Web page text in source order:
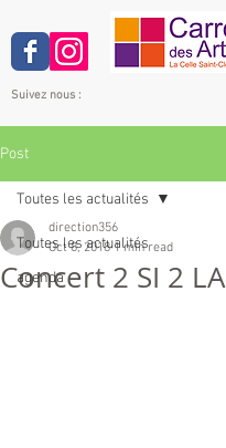
Suivez nous :
Post
Toutes les actualités
agenda
Toutes les actualités
Concert 2 SI 2 LA
direction356
Oct 8, 2018 1 min read